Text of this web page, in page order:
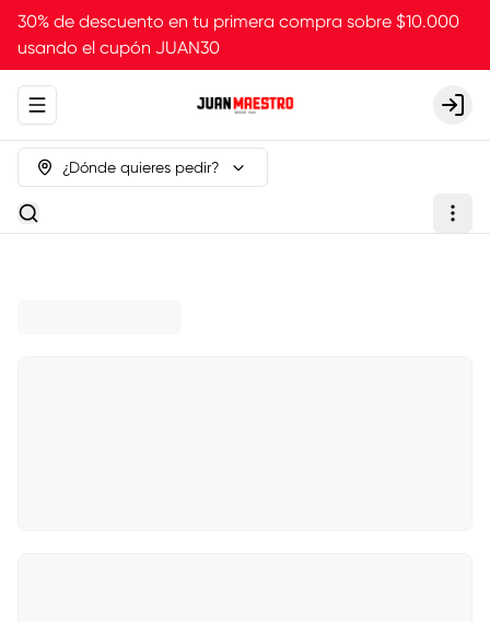
30% de descuento en tu primera compra sobre $10.000
usando el cupón JUAN30
Abrir menu de navegación Login
¿Dónde quieres pedir?